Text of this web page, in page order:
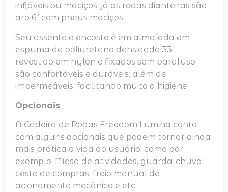
infláveis ou maciços, já as rodas dianteiras são
aro 6’’ com pneus maciços.
Seu assento e encosto é em almofada em
espuma de poliuretano densidade 33,
revestido em nylon e fixados sem parafuso,
são confortáveis e duráveis, além de
impermeáveis, facilitando muito a higiene.
Opcionais
A Cadeira de Rodas Freedom Lumina conta
com alguns opcionais que podem tornar ainda
mais prática a vida do usuário, como por
exemplo: Mesa de atividades, guarda-chuva,
cesto de compras, freio manual de
acionamento mecânico e etc.